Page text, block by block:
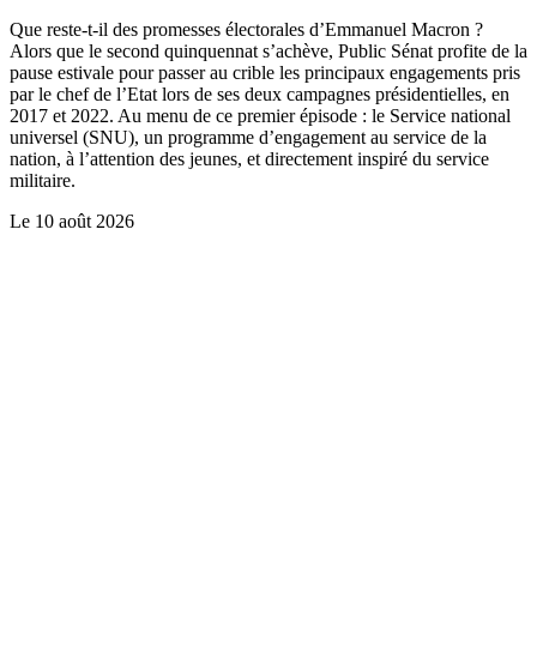
Que reste-t-il des promesses électorales d’Emmanuel Macron ?
Alors que le second quinquennat s’achève, Public Sénat profite de la
pause estivale pour passer au crible les principaux engagements pris
par le chef de l’Etat lors de ses deux campagnes présidentielles, en
2017 et 2022. Au menu de ce premier épisode : le Service national
universel (SNU), un programme d’engagement au service de la
nation, à l’attention des jeunes, et directement inspiré du service
militaire.
Le 10 août 2026